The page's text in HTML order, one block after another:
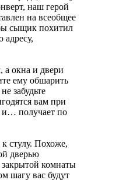
наш герой
на всеобщее
сыщик похитил
адресу,
а окна и двери
ему обшарить
забудьте
вам при
и… получает по
стулу. Похоже,
дверью
комнаты
шагу вас будут